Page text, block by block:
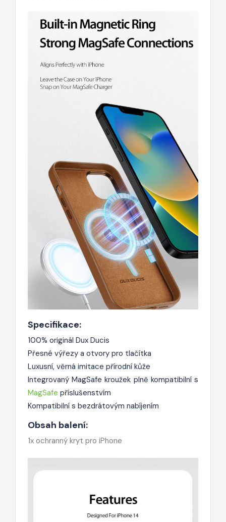
Specifikace:
100% originál Dux Ducis
Přesné výřezy a otvory pro tlačítka
Luxusní, věrná imitace přírodní kůže
Integrovaný MagSafe kroužek plně kompatibilní s
MagSafe příslušenstvím
Kompatibilní s bezdrátovým nabíjením
Obsah balení:
1x ochranný kryt pro iPhone